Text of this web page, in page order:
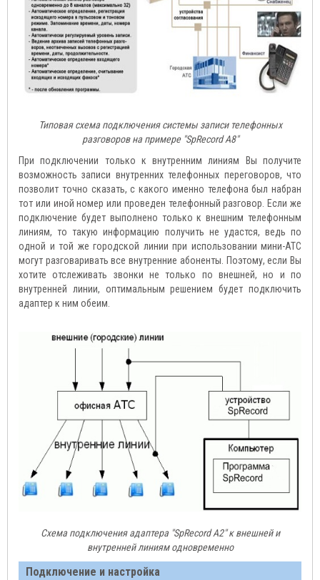
Типовая схема подключения системы записи телефонных
разговоров на примере "SpRecord А8"
При подключении только к внутренним линиям Вы получите
возможность записи внутренних телефонных переговоров, что
позволит точно сказать, с какого именно телефона был набран
тот или иной номер или проведен телефонный разговор. Если же
подключение будет выполнено только к внешним телефонным
линиям, то такую информацию получить не удастся, ведь по
одной и той же городской линии при использовании мини-АТС
могут разговаривать все внутренние абоненты. Поэтому, если Вы
хотите отслеживать звонки не только по внешней, но и по
внутренней линии, оптимальным решением будет подключить
адаптер к ним обеим.
Схема подключения адаптера "SpRecord А2"к внешней и
внутренней линиям одновременно
Подключение и настройка